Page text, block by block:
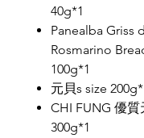
40g*1
Panealba Griss
Rosmarino
100g*1
元貝s size
CHI FUNG 優
300g*1